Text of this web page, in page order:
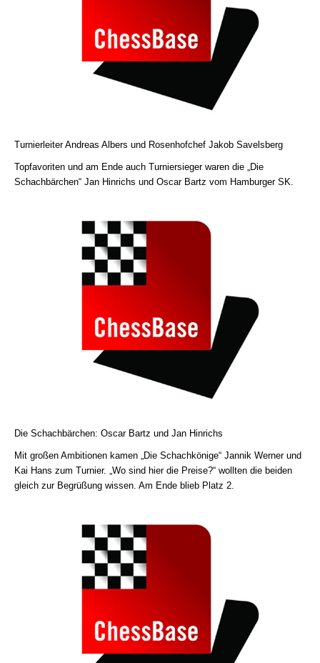
Turnierleiter Andreas Albers und Rosenhofchef Jakob Savelsberg
Topfavoriten und am Ende auch Turniersieger waren die „Die
Schachbärchen“ Jan Hinrichs und Oscar Bartz vom Hamburger SK.
Die Schachbärchen: Oscar Bartz und Jan Hinrichs
Mit großen Ambitionen kamen „Die Schachkönige“ Jannik Werner und
Kai Hans zum Turnier. „Wo sind hier die Preise?“ wollten die beiden
gleich zur Begrüßung wissen. Am Ende blieb Platz 2.